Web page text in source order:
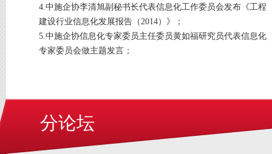
4.中施企协李清旭副秘书长代表信息化工作委员会发布《工程
建设行业信息化发展报告（2014）》；
5.中施企协信息化专家委员主任委员黄如福研究员代表信息化
专家委员会做主题发言；
分论坛